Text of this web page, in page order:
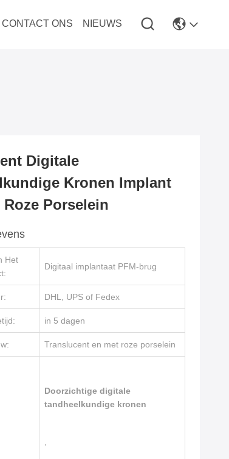
CONTACT ONS NIEUWS
Digitale
Kronen Implant
Roze Porselein
Het
Digitaal implantaat PFM-brug
DHL, UPS of Fedex
in 5 dagen
Translucent en met roze porselein
Doorzichtige digitale
tandheelkundige kronen